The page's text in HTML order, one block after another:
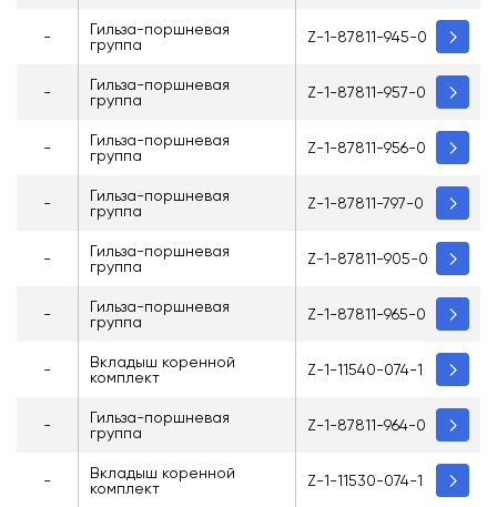
-
Гильза-поршневая
группа
Z-1-87811-945-0
-
Гильза-поршневая
группа
Z-1-87811-957-0
-
Гильза-поршневая
группа
Z-1-87811-956-0
-
Гильза-поршневая
группа
Z-1-87811-797-0
-
Гильза-поршневая
группа
Z-1-87811-905-0
-
Гильза-поршневая
группа
Z-1-87811-965-0
-
Вкладыш коренной
комплект
Z-1-11540-074-1
-
Гильза-поршневая
группа
Z-1-87811-964-0
-
Вкладыш коренной
комплект
Z-1-11530-074-1